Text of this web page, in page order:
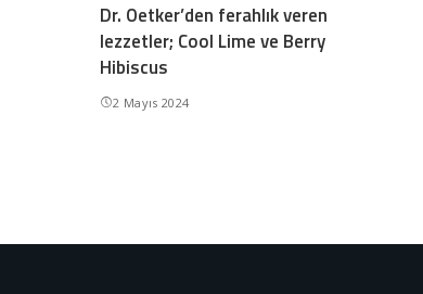
Dr. Oetker’den ferahlık veren
lezzetler; Cool Lime ve Berry
Hibiscus
2 Mayıs 2024